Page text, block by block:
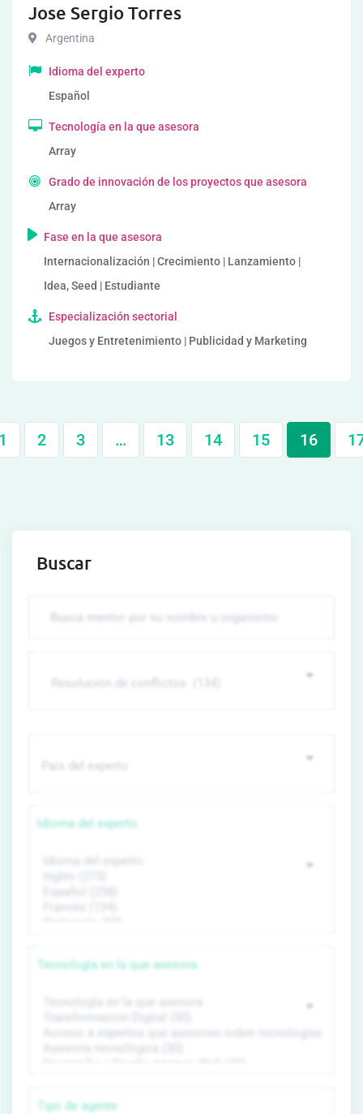
Jose Sergio Torres
Argentina
Idioma del experto
Español
Tecnología en la que asesora
Array
Grado de innovación de los proyectos que asesora
Array
Fase en la que asesora
Internacionalización | Crecimiento | Lanzamiento |
Idea, Seed | Estudiante
Especialización sectorial
Juegos y Entretenimiento | Publicidad y Marketing
2 3 … 13 14 15 16
Buscar
Idioma del experto
Tecnología en la que asesora
Tipo de agente